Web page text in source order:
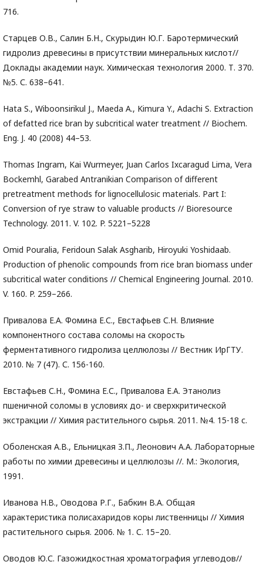
716.
Старцев О.В., Салин Б.Н., Скурыдин Ю.Г. Баротермический
гидролиз древесины в присутствии минеральных кислот//
Доклады академии наук. Химическая технология 2000. Т. 370.
№5. С. 638–641.
Hata S., Wiboonsirikul J., Maeda A., Kimura Y., Adachi S. Extraction
of defatted rice bran by subcritical water treatment // Biochem.
Eng. J. 40 (2008) 44–53.
Thomas Ingram, Kai Wurmeyer, Juan Carlos Ixcaragud Lima, Vera
Bockemhl, Garabed Antranikian Comparison of different
pretreatment methods for lignocellulosic materials. Part I:
Conversion of rye straw to valuable products // Bioresource
Technology. 2011. V. 102. P. 5221–5228
Omid Pouralia, Feridoun Salak Asgharib, Hiroyuki Yoshidaab.
Production of phenolic compounds from rice bran biomass under
subcritical water conditions // Chemical Engineering Journal. 2010.
V. 160. P. 259–266.
Привалова Е.А. Фомина Е.С., Евстафьев С.Н. Влияние
компонентного состава соломы на скорость
ферментативного гидролиза целлюлозы // Вестник ИрГТУ.
2010. № 7 (47). С. 156-160.
Евстафьев С.Н., Фомина Е.С., Привалова Е.А. Этанолиз
пшеничной соломы в условиях до- и сверхкритической
экстракции // Химия растительного сырья. 2011. №4. 15-18 с.
Оболенская А.В., Ельницкая З.П., Леонович А.А. Лабораторные
работы по химии древесины и целлюлозы //. М.: Экология,
1991.
Иванова Н.В., Оводова Р.Г., Бабкин В.А. Общая
характеристика полисахаридов коры лиственницы // Химия
растительного сырья. 2006. № 1. С. 15–20.
Оводов Ю.С. Газожидкостная хроматография углеводов//